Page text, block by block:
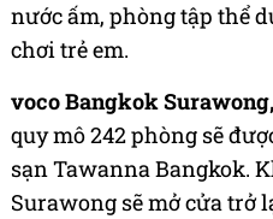
nước ấm, phòng tập thể
chơi trẻ em.
voco Bangkok
quy mô 242 phòng sẽ
sạn Tawanna Bangkok.
Surawong sẽ mở cửa trở